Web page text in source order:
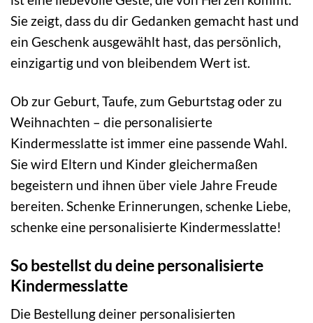
Sie zeigt, dass du dir Gedanken gemacht hast und
ein Geschenk ausgewählt hast, das persönlich,
einzigartig und von bleibendem Wert ist.
Ob zur Geburt, Taufe, zum Geburtstag oder zu
Weihnachten – die personalisierte
Kindermesslatte ist immer eine passende Wahl.
Sie wird Eltern und Kinder gleichermaßen
begeistern und ihnen über viele Jahre Freude
bereiten. Schenke Erinnerungen, schenke Liebe,
schenke eine personalisierte Kindermesslatte!
So bestellst du deine personalisierte
Kindermesslatte
Die Bestellung deiner personalisierten